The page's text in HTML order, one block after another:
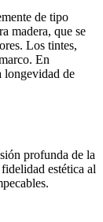
de tipo
madera, que se
Los tintes,
En
longevidad de
profunda de la
estética al